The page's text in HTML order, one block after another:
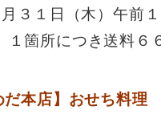
３１日（木）午前
１箇所につき送料６